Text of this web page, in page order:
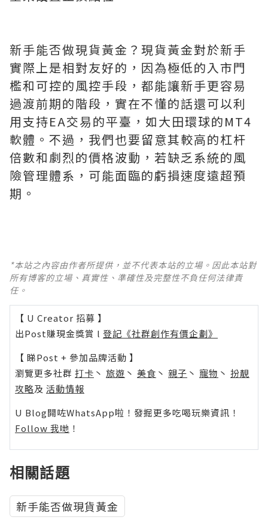
新手能否做現貨黃金？現貨黃金對於新手
實際上是相對友好的，因為極低的入市門
檻和可控的風控手段，都能讓新手更容易
過渡前期的階段，實在不懂的話還可以利
用支持EA交易的平臺，如大田環球的MT4
軟體。不過，我們也要留意其較高的杠杆
倍數和劇烈的價格波動，若缺乏系統的風
險管理體系，可能面臨的虧損速度遠超預
期。
*本站之內容由作者所提供，並不代表本站的立場。因此本站對
所有博客的立場、真實性、準確性及完整性不負任何法律責
任。
【 U Creator 招募 】
出Post賺現金獎賞 l 登記《社群創作有價企劃》
【 睇Post + 參加品牌活動 】
瀏覽更多社群 打卡 丶 旅遊 丶 美食 丶 親子 丶 寵物 丶 扮靚
攻略及 活動情報
U Blog開咗WhatsApp啦！發掘更多吃喝玩樂資訊！
Follow 我哋 ！
相關話題
新手能否做現貨黃金